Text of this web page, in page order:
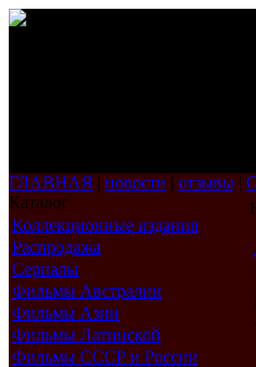
ГЛАВНАЯ | новости | отзывы |
Каталог
Коллекционные издания
Распродажа
Сериалы
Фильмы Австралии
Фильмы Азии
Фильмы Латинской
Америки
Фильмы СССР и России